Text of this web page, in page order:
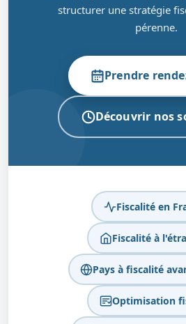
structurer une stratégie
pérenne.
Prendre
Découvrir nos
Fiscalité en
Fiscalité à
Pays à fiscalité
Optimisation